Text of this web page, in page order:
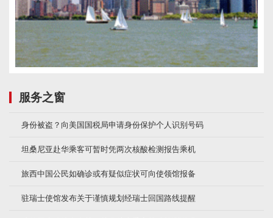
服务之窗
身份被盗？向美国国税局申请身份保护个人识别号码
坦桑尼亚赴华乘客可暂时凭两次核酸检测报告乘机
旅西中国公民如确诊或有疑似症状可向使领馆报备
驻瑞士使馆发布关于谨慎规划经瑞士回国路线提醒